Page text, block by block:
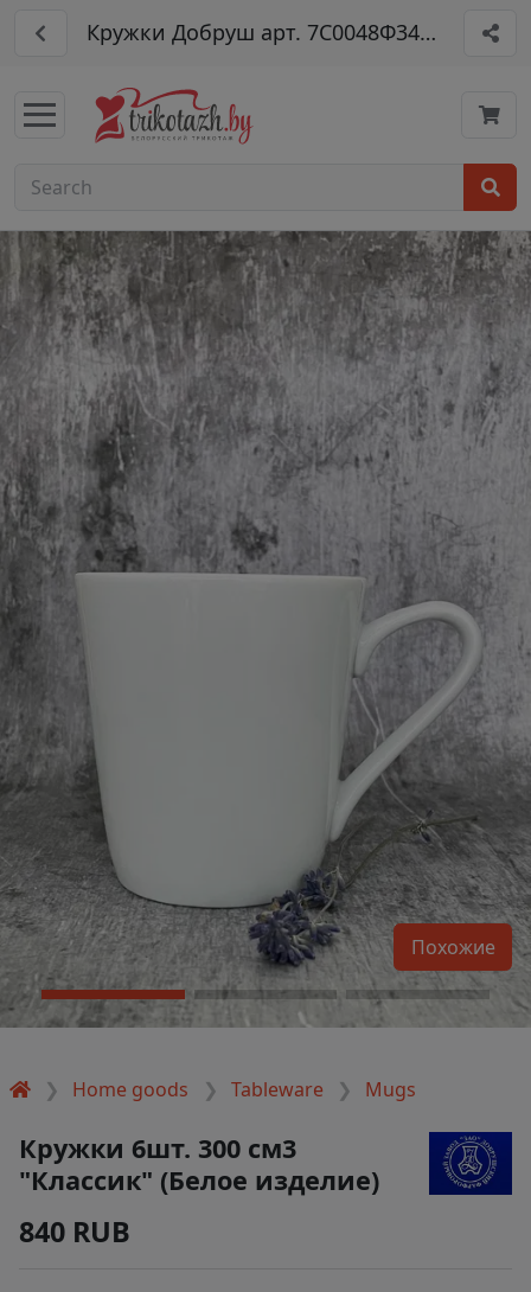
Кружки Добруш арт. 7С0048Ф34_X6
Home goods Tableware Mugs
Похожие
Кружки 6шт. 300 см3
"Классик" (Белое изделие)
840 RUB